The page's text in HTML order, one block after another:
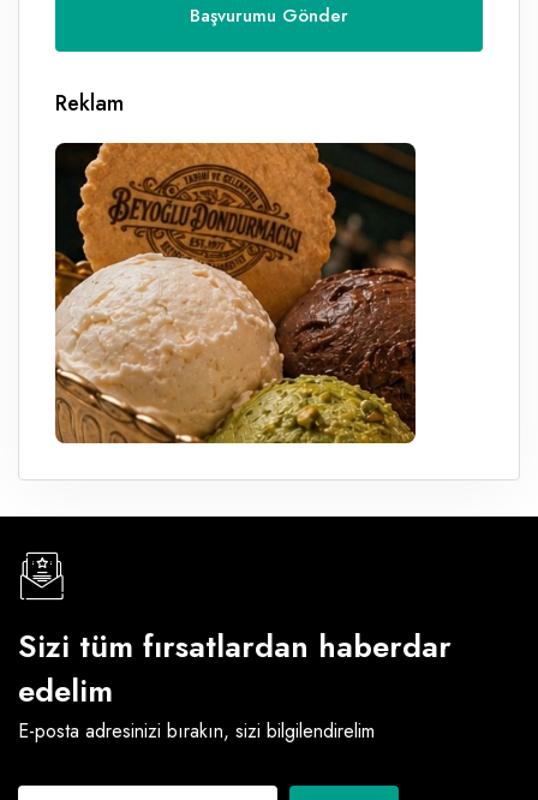
Reklam
Sizi tüm fırsatlardan haberdar
edelim
E-posta adresinizi bırakın, sizi bilgilendirelim